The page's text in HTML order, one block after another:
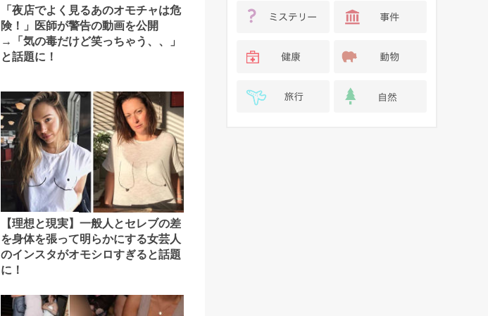
「夜店でよく見るあのオモチャは危
険！」医師が警告の動画を公開
→「気の毒だけど笑っちゃう、、」
と話題に！
【理想と現実】一般人とセレブの差
を身体を張って明らかにする女芸人
のインスタがオモシロすぎると話題
に！